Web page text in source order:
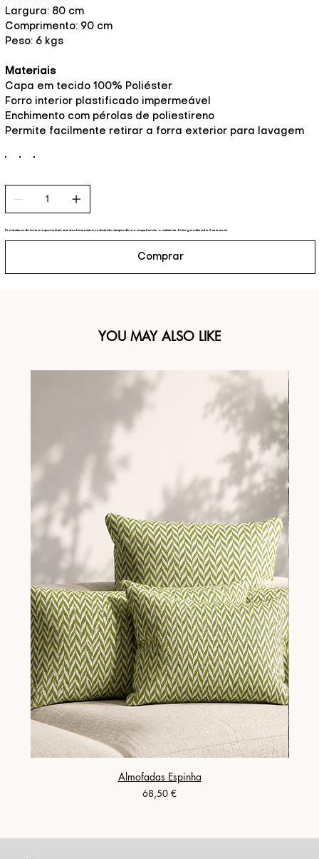
Largura: 80 cm
Comprimento: 90 cm
Peso: 6 kgs
Materiais
Capa em tecido 100% Poliéster
Forro interior plastificado impermeável
Enchimento com pérolas de poliestireno
Permite facilmente retirar a forra exterior para lavagem
Produzimos de forma responsável, sem stock excessivo, reduzindo desperdício e respeitando o ambiente. Entrega estimada: 2 semanas
Comprar
YOU MAY ALSO LIKE
Almofadas Espinha
Preço
68,50 €